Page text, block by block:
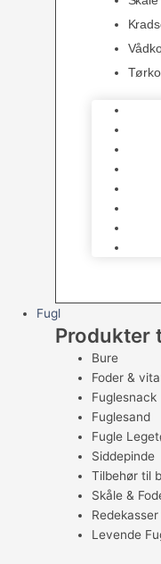
Fugl
Produkter
Bure
Foder &
Fuglesnack
Fuglesand
Fugle
Siddepinde
Tilbehør til
Skåle &
Redekasser
Levende